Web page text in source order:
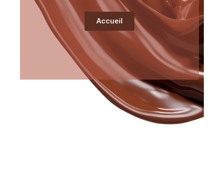
Accueil